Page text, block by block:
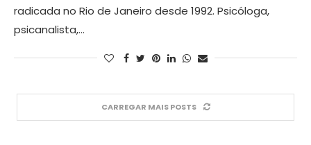
radicada no Rio de Janeiro desde 1992. Psicóloga,
psicanalista,…
CARREGAR MAIS POSTS